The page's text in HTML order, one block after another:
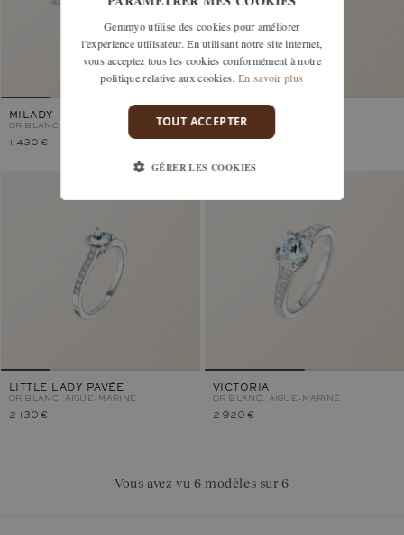
MILADY
OR BLANC, AIGUE-MARINE
1 430 €
LADY PAVÉE
OR BLANC, AIGUE-MARINE
LITTLE LADY PAVÉE
OR BLANC, AIGUE-MARINE
2 130 €
VICTORIA
OR BLANC, AIGUE-MARINE
2 920 €
Vous avez vu 6 modèles sur 6
Gemmyo utilise des cookies pour améliorer
l'expérience utilisateur. En utilisant notre site internet,
vous acceptez tous les cookies conformément à notre
politique relative aux cookies. En savoir plus
TOUT ACCEPTER
GÉRER LES COOKIES